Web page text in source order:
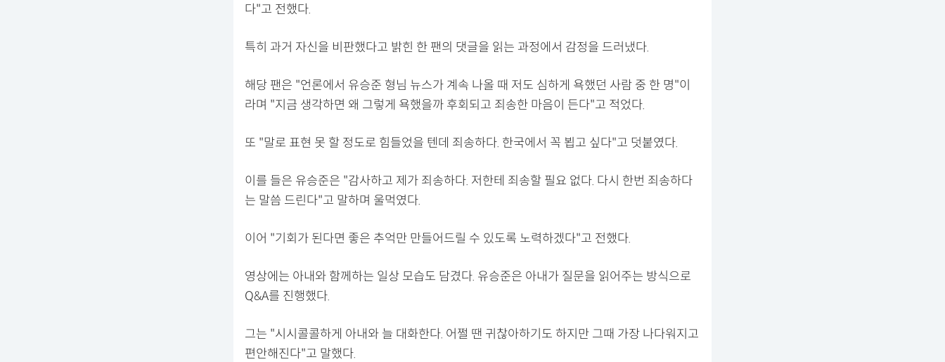
다"고 전했다.
특히 과거 자신을 비판했다고 밝힌 한 팬의 댓글을 읽는 과정에서 감정을 드러냈다.
해당 팬은 "언론에서 유승준 형님 뉴스가 계속 나올 때 저도 심하게 욕했던 사람 중 한 명"이
라며 "지금 생각하면 왜 그렇게 욕했을까 후회되고 죄송한 마음이 든다"고 적었다.
또 "말로 표현 못 할 정도로 힘들었을 텐데 죄송하다. 한국에서 꼭 뵙고 싶다"고 덧붙였다.
이를 들은 유승준은 "감사하고 제가 죄송하다. 저한테 죄송할 필요 없다. 다시 한번 죄송하다
는 말씀 드린다"고 말하며 울먹였다.
이어 "기회가 된다면 좋은 추억만 만들어드릴 수 있도록 노력하겠다"고 전했다.
영상에는 아내와 함께하는 일상 모습도 담겼다. 유승준은 아내가 질문을 읽어주는 방식으로
Q&A를 진행했다.
그는 "시시콜콜하게 아내와 늘 대화한다. 어쩔 땐 귀찮아하기도 하지만 그때 가장 나다워지고
편안해진다"고 말했다.